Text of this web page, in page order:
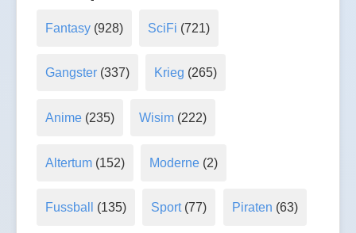
Fantasy(928) SciFi (721)
Gangster(337) Krieg (265)
Anime(235) Wisim (222)
Altertum(152) Moderne (2)
Fussball (135) Sport(77) Piraten (63)